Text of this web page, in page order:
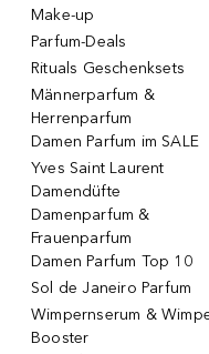
Make-up
Parfum-Deals
Rituals Geschenksets
Männerparfum &
Herrenparfum
Damen Parfum im SALE
Yves Saint Laurent
Damendüfte
Damenparfum &
Frauenparfum
Damen Parfum Top 10
Sol de Janeiro Parfum
Wimpernserum &
Booster